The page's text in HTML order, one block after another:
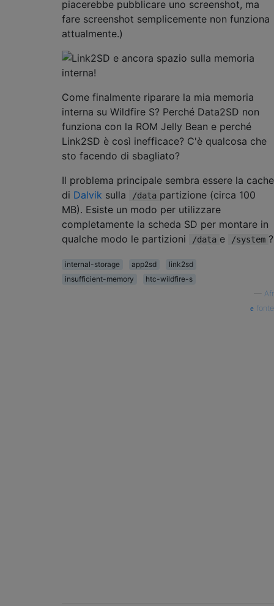
piacerebbe pubblicare uno screenshot, ma
fare screenshot semplicemente non funziona
attualmente.)
Come finalmente riparare la mia memoria
interna su Wildfire S? Perché Data2SD non
funziona con la ROM Jelly Bean e perché
Link2SD è così inefficace? C'è qualcosa che
sto facendo di sbagliato?
Il problema principale sembra essere la cache
di Dalvik sulla /data partizione (circa 100
MB). Esiste un modo per utilizzare
completamente la scheda SD per montare in
qualche modo le partizioni
/data e /system ?
internal-storage app2sd
link2sd
insufficient-memory
htc-wildfire-s
Afr
fonte